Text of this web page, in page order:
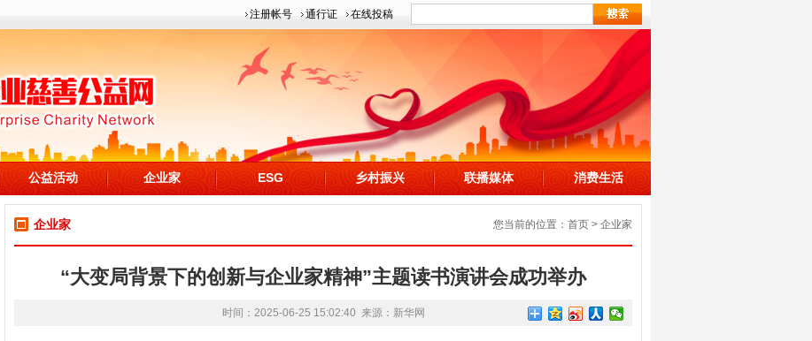
注册帐号 通行证 在线投稿
公益活动 企业家 ESG 乡村振兴 联播媒体 消费生活
企业家 您当前的位置： 首页 > 企业家
“大变局背景下的创新与企业家精神”主题读书演讲会成功举办
时间：2025-06-25 15:02:40 来源： 新华网